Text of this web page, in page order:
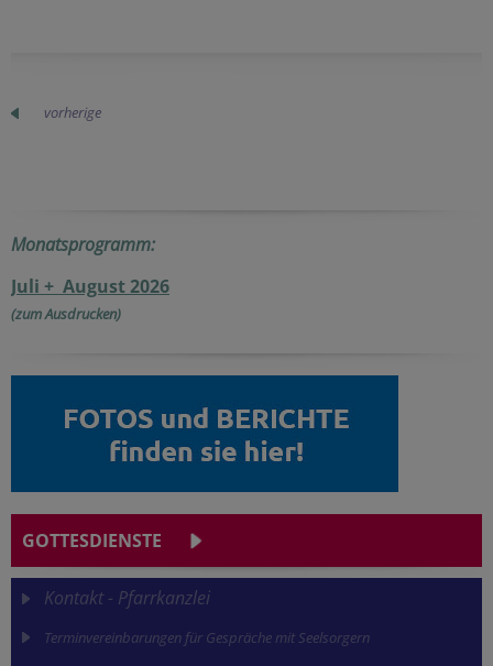
vorherige
Monatsprogramm:
Juli + August 2026
(zum Ausdrucken)
GOTTESDIENSTE
Kontakt - Pfarrkanzlei
Terminvereinbarungen für Gespräche mit Seelsorgern